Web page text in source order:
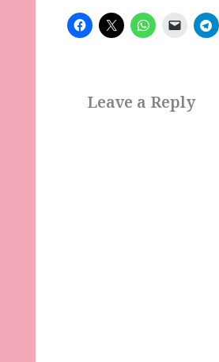
Leave a Reply